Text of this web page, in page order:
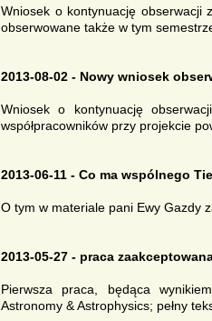
Wniosek o kontynuację obserwacji
obserwowane także w tym
2013-08-02 - Nowy wniosek
Wniosek o kontynuację
współpracowników przy projekcie
2013-06-11 - Co ma wspólnego
O tym w materiale pani Ewy Gazdy
2013-05-27 - praca
Pierwsza praca, będąca
Astronomy & Astrophysics; pełny